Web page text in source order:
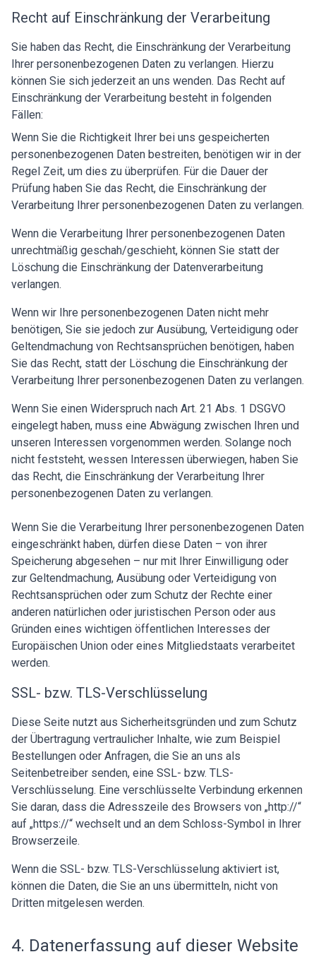
Recht auf Einschränkung der Verarbeitung
Sie haben das Recht, die Einschränkung der Verarbeitung
Ihrer personenbezogenen Daten zu verlangen. Hierzu
können Sie sich jederzeit an uns wenden. Das Recht auf
Einschränkung der Verarbeitung besteht in folgenden
Fällen:
Wenn Sie die Richtigkeit Ihrer bei uns gespeicherten
personenbezogenen Daten bestreiten, benötigen wir in der
Regel Zeit, um dies zu überprüfen. Für die Dauer der
Prüfung haben Sie das Recht, die Einschränkung der
Verarbeitung Ihrer personenbezogenen Daten zu verlangen.
Wenn die Verarbeitung Ihrer personenbezogenen Daten
unrechtmäßig geschah/geschieht, können Sie statt der
Löschung die Einschränkung der Datenverarbeitung
verlangen.
Wenn wir Ihre personenbezogenen Daten nicht mehr
benötigen, Sie sie jedoch zur Ausübung, Verteidigung oder
Geltendmachung von Rechtsansprüchen benötigen, haben
Sie das Recht, statt der Löschung die Einschränkung der
Verarbeitung Ihrer personenbezogenen Daten zu verlangen.
Wenn Sie einen Widerspruch nach Art. 21 Abs. 1 DSGVO
eingelegt haben, muss eine Abwägung zwischen Ihren und
unseren Interessen vorgenommen werden. Solange noch
nicht feststeht, wessen Interessen überwiegen, haben Sie
das Recht, die Einschränkung der Verarbeitung Ihrer
personenbezogenen Daten zu verlangen.
Wenn Sie die Verarbeitung Ihrer personenbezogenen Daten
eingeschränkt haben, dürfen diese Daten – von ihrer
Speicherung abgesehen – nur mit Ihrer Einwilligung oder
zur Geltendmachung, Ausübung oder Verteidigung von
Rechtsansprüchen oder zum Schutz der Rechte einer
anderen natürlichen oder juristischen Person oder aus
Gründen eines wichtigen öffentlichen Interesses der
Europäischen Union oder eines Mitgliedstaats verarbeitet
werden.
SSL- bzw. TLS-Verschlüsselung
Diese Seite nutzt aus Sicherheitsgründen und zum Schutz
der Übertragung vertraulicher Inhalte, wie zum Beispiel
Bestellungen oder Anfragen, die Sie an uns als
Seitenbetreiber senden, eine SSL- bzw. TLS-
Verschlüsselung. Eine verschlüsselte Verbindung erkennen
Sie daran, dass die Adresszeile des Browsers von „http://“
auf „https://“ wechselt und an dem Schloss-Symbol in Ihrer
Browserzeile.
Wenn die SSL- bzw. TLS-Verschlüsselung aktiviert ist,
können die Daten, die Sie an uns übermitteln, nicht von
Dritten mitgelesen werden.
4. Datenerfassung auf dieser Website